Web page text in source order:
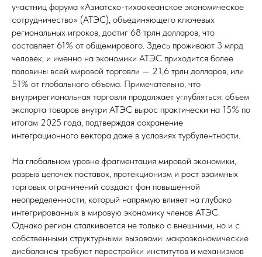
участниц форума «Азиатско-тихоокеанское экономическое
сотрудничество» (АТЭС), объединяющего ключевых
региональных игроков, достиг 68 трлн долларов, что
составляет 61% от общемирового. Здесь проживают 3 млрд
человек, и именно на экономики АТЭС приходится более
половины всей мировой торговли — 21,6 трлн долларов, или
51% от глобального объема. Примечательно, что
внутрирегиональная торговля продолжает углубляться: объем
экспорта товаров внутри АТЭС вырос практически на 15% по
итогам 2025 года, подтверждая сохранение
интеграционного вектора даже в условиях турбулентности.
На глобальном уровне фрагментация мировой экономики,
разрыв цепочек поставок, протекционизм и рост взаимных
торговых ограничений создают фон повышенной
неопределенности, который напрямую влияет на глубоко
интегрированных в мировую экономику членов АТЭС.
Однако регион сталкивается не только с внешними, но и с
собственными структурными вызовами: макроэкономические
дисбалансы требуют перестройки институтов и механизмов